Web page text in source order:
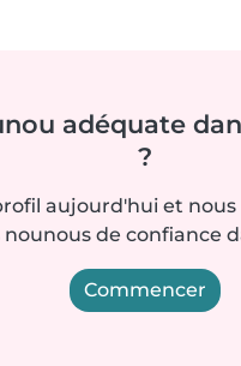
adéquate
?
aujourd'hui et nous
de confiance
Commencer